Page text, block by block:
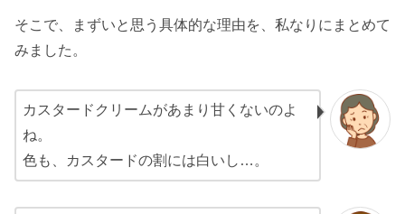
そこで、まずいと思う具体的な理由を、私なりにまとめて
みました。
カスタードクリームがあまり甘くないのよ
ね。
色も、カスタードの割には白いし…。